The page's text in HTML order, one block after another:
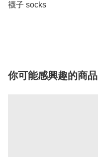
襪子 socks
你可能感興趣的商品